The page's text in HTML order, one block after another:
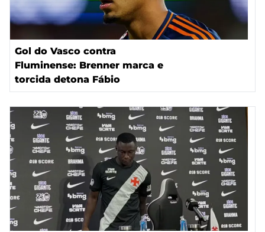
Gol do Vasco contra
Fluminense: Brenner marca e
torcida detona Fábio